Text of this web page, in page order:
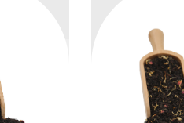
718,000